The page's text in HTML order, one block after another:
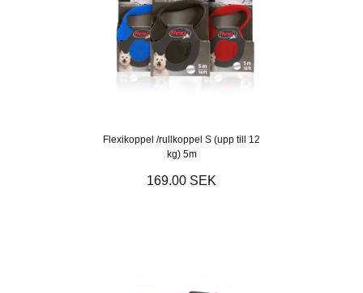
Flexikoppel /rullkoppel S (upp till 12
kg) 5m
169.00 SEK